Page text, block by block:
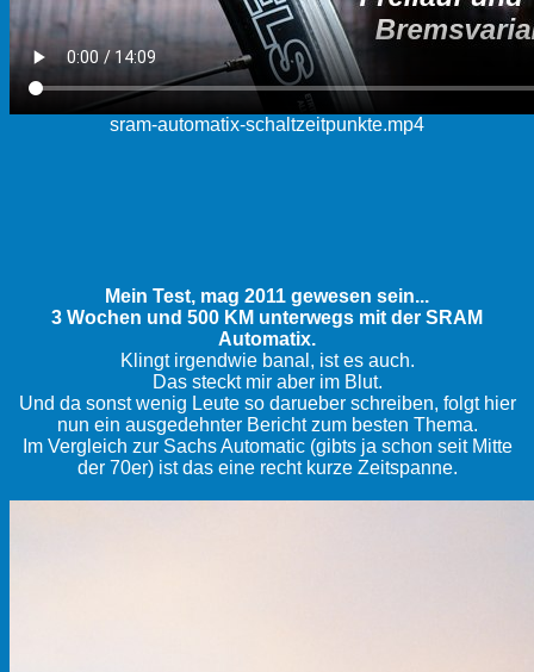
sram-automatix-schaltzeitpunkte.mp4
Mein Test, mag 2011 gewesen sein...
3 Wochen und 500 KM unterwegs mit der SRAM
Automatix.
Klingt irgendwie banal, ist es auch.
Das steckt mir aber im Blut.
Und da sonst wenig Leute so darueber schreiben, folgt hier
nun ein ausgedehnter Bericht zum besten Thema.
Im Vergleich zur Sachs Automatic (gibts ja schon seit Mitte
der 70er) ist das eine recht kurze Zeitspanne.